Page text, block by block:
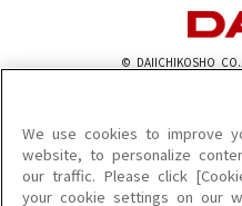
© DAIICHIKOSHO
このサイトに掲載されている一切の文章
を問わず、著作権法の定める範囲を超え
を禁じます。
楽曲及びコンテンツは、機種によりご利
楽曲及びコンテンツの配信日、配信内容
We use cookies to improve
website, to personalize
our traffic. Please click
your cookie settings on our